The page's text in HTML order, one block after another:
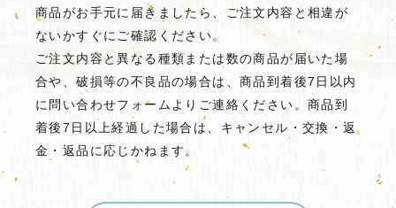
商品がお手元に届きましたら、ご注文内容と相違が
ないかすぐにご確認ください。
ご注文内容と異なる種類または数の商品が届いた場
合や、破損等の不良品の場合は、商品到着後7日以内
に問い合わせフォームよりご連絡ください。商品到
着後7日以上経過した場合は、キャンセル・交換・返
金・返品に応じかねます。